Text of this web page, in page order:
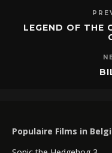
LEGEND OF THE
Populaire Films in